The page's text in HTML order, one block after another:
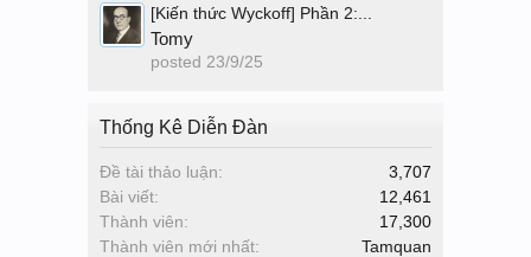
[Kiến thức Wyckoff] Phần 2:...
Tomy
posted 23/9/25
Thống Kê Diễn Đàn
Đề tài thảo luận:
3,707
Bài viết:
12,461
Thành viên:
17,300
Thành viên mới nhất:
Tamquan